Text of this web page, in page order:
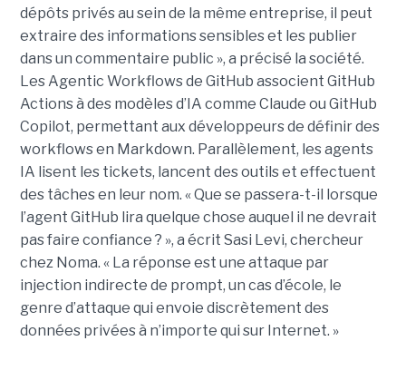
dépôts privés au sein de la même entreprise, il peut
extraire des informations sensibles et les publier
dans un commentaire public », a précisé la société.
Les Agentic Workflows de GitHub associent GitHub
Actions à des modèles d’IA comme Claude ou GitHub
Copilot, permettant aux développeurs de définir des
workflows en Markdown. Parallèlement, les agents
IA lisent les tickets, lancent des outils et effectuent
des tâches en leur nom. « Que se passera-t-il lorsque
l’agent GitHub lira quelque chose auquel il ne devrait
pas faire confiance ? », a écrit Sasi Levi, chercheur
chez Noma. « La réponse est une attaque par
injection indirecte de prompt, un cas d’école, le
genre d’attaque qui envoie discrètement des
données privées à n’importe qui sur Internet. »